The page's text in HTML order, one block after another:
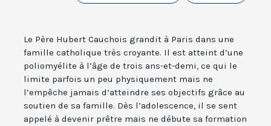
Le Père Hubert Cauchois grandit à Paris dans une
famille catholique très croyante. Il est atteint d’une
poliomyélite à l’âge de trois ans-et-demi, ce qui le
limite parfois un peu physiquement mais ne
l’empêche jamais d’atteindre ses objectifs grâce au
soutien de sa famille. Dès l’adolescence, il se sent
appelé à devenir prêtre mais ne débute sa formation